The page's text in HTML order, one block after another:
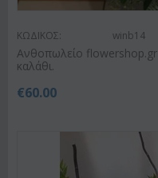
ΚΩΔΙΚΟΣ: winb14
Ανθοπωλείο
καλάθι.
€60.00